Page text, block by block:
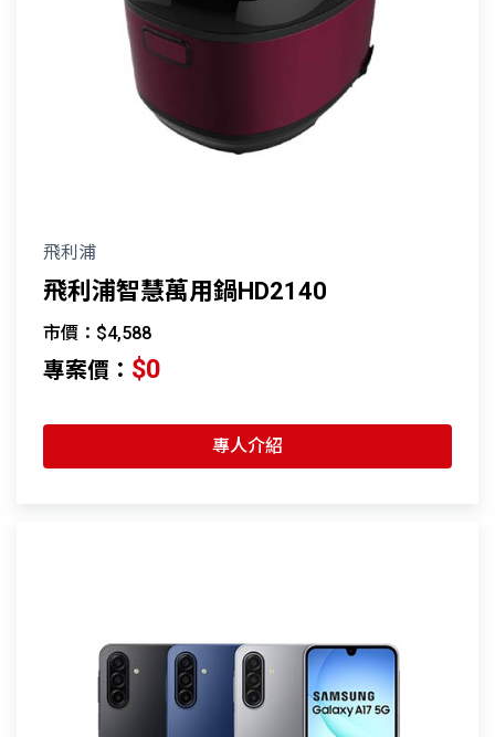
飛利浦
飛利浦智慧萬用鍋HD2140
市價：$4,588
專案價： $0
專人介紹